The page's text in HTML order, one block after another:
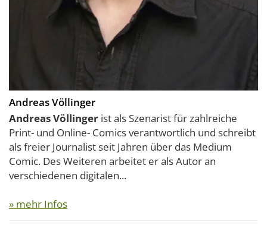
Andreas Völlinger
Andreas Völlinger ist als Szenarist für zahlreiche
Print- und Online- Comics verantwortlich und schreibt
als freier Journalist seit Jahren über das Medium
Comic. Des Weiteren arbeitet er als Autor an
verschiedenen digitalen...
» mehr Infos